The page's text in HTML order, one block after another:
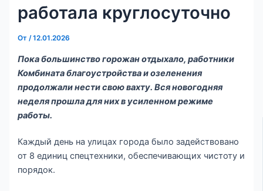
работала круглосуточно
От/12.01.2026
Пока большинство горожан отдыхало, работники
Комбината благоустройства и озеленения
продолжали нести свою вахту. Вся новогодняя
неделя прошла для них в усиленном режиме
работы.
Каждый день на улицах города было задействовано
от 8 единиц спецтехники, обеспечивающих чистоту и
порядок.